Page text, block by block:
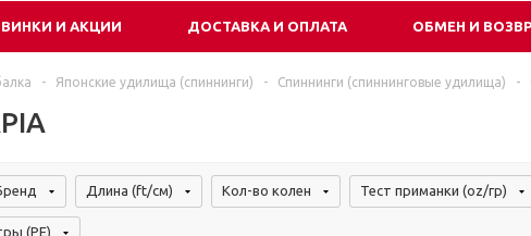
И АКЦИИ ДОСТАВКА И ОПЛАТА ОБМЕН И
- Японские удилища (спиннинги) - Спиннинги (спиннинговые удилища) -
Длина (ft/см) Кол-во колен Тест приманки (oz/гр)
(PE)